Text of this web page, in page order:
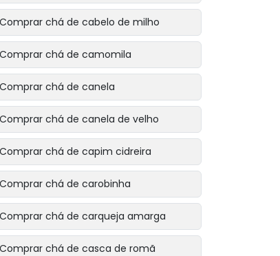
Comprar chá de cabelo de milho
Comprar chá de camomila
Comprar chá de canela
Comprar chá de canela de velho
Comprar chá de capim cidreira
Comprar chá de carobinha
Comprar chá de carqueja amarga
Comprar chá de casca de romã